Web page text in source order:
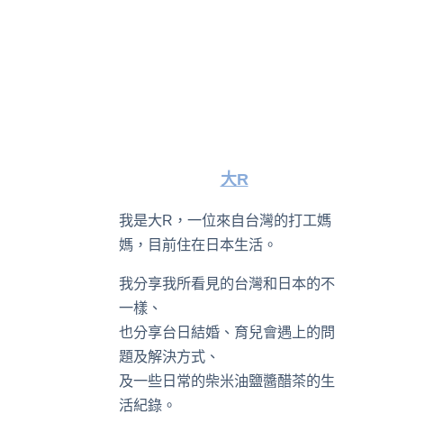
大R
我是大R，一位來自台灣的打工媽
媽，目前住在日本生活。
我分享我所看見的台灣和日本的不
一樣、
也分享台日結婚、育兒會遇上的問
題及解決方式、
及一些日常的柴米油鹽醬醋茶的生
活紀錄。